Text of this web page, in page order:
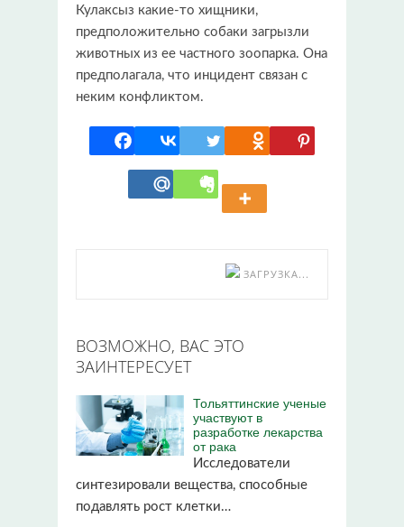
Кулаксыз какие-то хищники,
предположительно собаки загрызли
животных из ее частного зоопарка. Она
предполагала, что инцидент связан с
неким конфликтом.
ЗАГРУЗКА...
ВОЗМОЖНО, ВАС ЭТО
ЗАИНТЕРЕСУЕТ
Тольяттинские ученые
участвуют в
разработке лекарства
от рака
Исследователи
синтезировали вещества, способные
подавлять рост клетки…